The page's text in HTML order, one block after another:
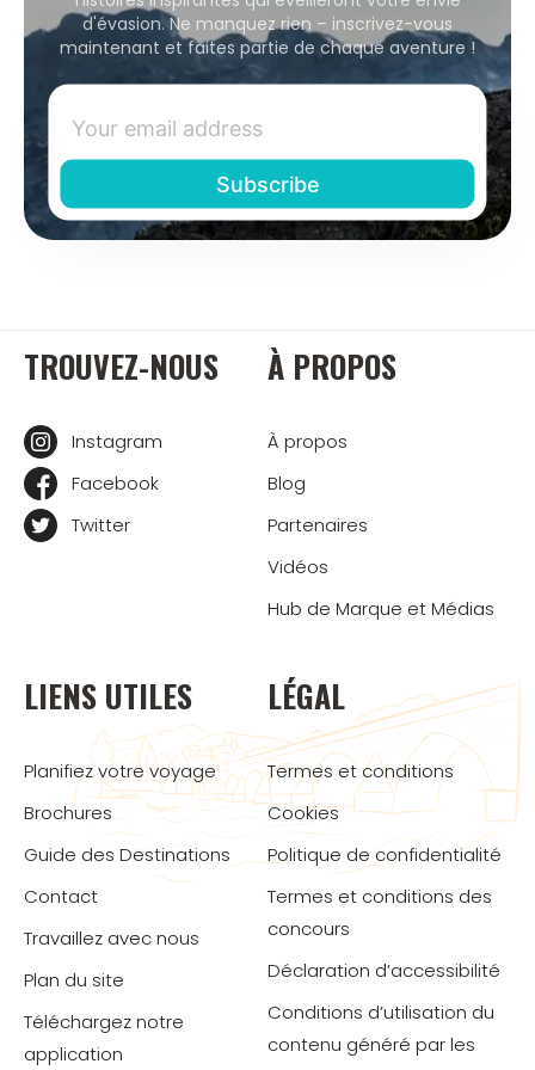
d'évasion. Ne manquez rien – inscrivez-vous
maintenant et faites partie de chaque aventure !
TROUVEZ-NOUS
Instagram
Facebook
Twitter
À PROPOS
À propos
Blog
Partenaires
Vidéos
Hub de Marque et Médias
LIENS UTILES
Planifiez votre voyage
Brochures
Guide des Destinations
Contact
Travaillez avec nous
Plan du site
Téléchargez notre
application
LÉGAL
Termes et conditions
Cookies
Politique de confidentialité
Termes et conditions des
concours
Déclaration d’accessibilité
Conditions d’utilisation du
contenu généré par les